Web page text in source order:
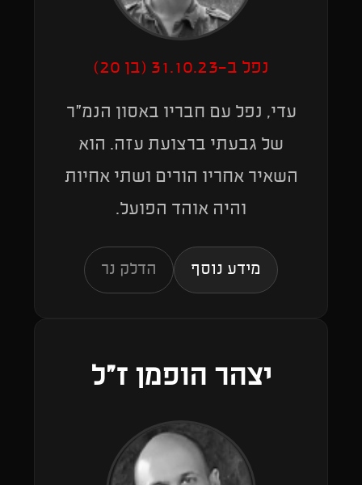
נפל ב-31.10.23 (בן 20)
עדי, נפל עם חבריו באסון הנמ"ר
של גבעתי ברצועת עזה. הוא
השאיר אחריו הורים ושתי אחיות
והיה אוהד הפועל.
מידע נוסף הדלק נר
יצהר הופמן ז"ל